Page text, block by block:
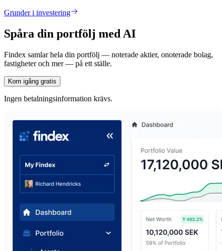
Grunder i investering
Spåra din portfölj med AI
Findex samlar hela din portfölj — noterade aktier, onoterade bolag,
fastigheter och mer — på ett ställe.
Kom igång gratis
Ingen betalningsinformation krävs.